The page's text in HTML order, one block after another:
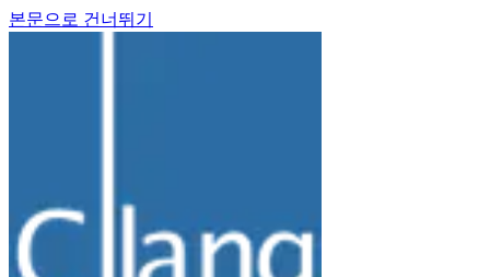
본문으로 건너뛰기